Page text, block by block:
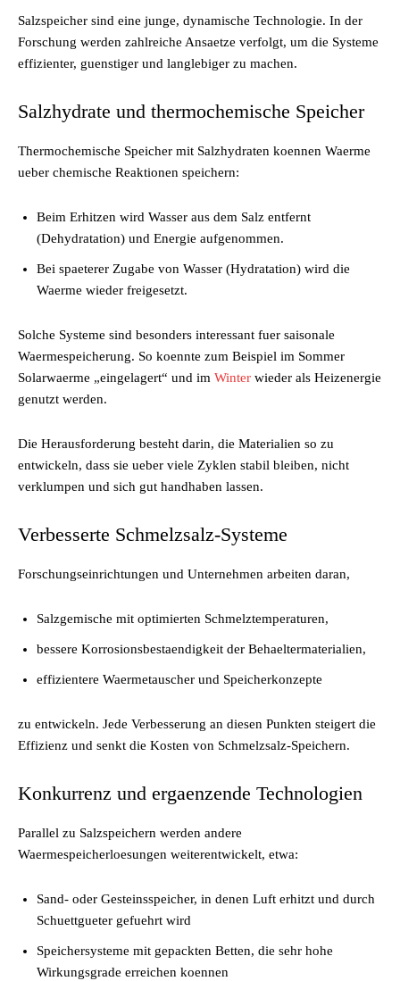
Salzspeicher sind eine junge, dynamische Technologie. In der
Forschung werden zahlreiche Ansaetze verfolgt, um die Systeme
effizienter, guenstiger und langlebiger zu machen.
Salzhydrate und thermochemische Speicher
Thermochemische Speicher mit Salzhydraten koennen Waerme
ueber chemische Reaktionen speichern:
Beim Erhitzen wird Wasser aus dem Salz entfernt
(Dehydratation) und Energie aufgenommen.
Bei spaeterer Zugabe von Wasser (Hydratation) wird die
Waerme wieder freigesetzt.
Solche Systeme sind besonders interessant fuer saisonale
Waermespeicherung. So koennte zum Beispiel im Sommer
Solarwaerme „eingelagert“ und im Winter wieder als Heizenergie
genutzt werden.
Die Herausforderung besteht darin, die Materialien so zu
entwickeln, dass sie ueber viele Zyklen stabil bleiben, nicht
verklumpen und sich gut handhaben lassen.
Verbesserte Schmelzsalz-Systeme
Forschungseinrichtungen und Unternehmen arbeiten daran,
Salzgemische mit optimierten Schmelztemperaturen,
bessere Korrosionsbestaendigkeit der Behaeltermaterialien,
effizientere Waermetauscher und Speicherkonzepte
zu entwickeln. Jede Verbesserung an diesen Punkten steigert die
Effizienz und senkt die Kosten von Schmelzsalz-Speichern.
Konkurrenz und ergaenzende Technologien
Parallel zu Salzspeichern werden andere
Waermespeicherloesungen weiterentwickelt, etwa:
Sand- oder Gesteinsspeicher, in denen Luft erhitzt und durch
Schuettgueter gefuehrt wird
Speichersysteme mit gepackten Betten, die sehr hohe
Wirkungsgrade erreichen koennen